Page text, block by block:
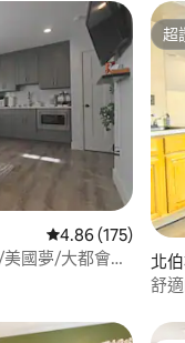
從 175 則評價中
4.86 (175)
國夢/大都會人
超
超
北
舒